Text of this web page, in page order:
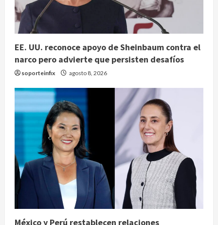
EE. UU. reconoce apoyo de Sheinbaum contra el
narco pero advierte que persisten desafíos
soporteinfix agosto 8, 2026
México y Perú restablecen relaciones